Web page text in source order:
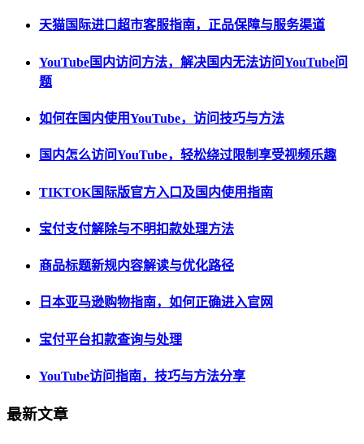
天猫国际进口超市客服指南，正品保障与服务渠道
YouTube国内访问方法，解决国内无法访问YouTube问
题
如何在国内使用YouTube，访问技巧与方法
国内怎么访问YouTube，轻松绕过限制享受视频乐趣
TIKTOK国际版官方入口及国内使用指南
宝付支付解除与不明扣款处理方法
商品标题新规内容解读与优化路径
日本亚马逊购物指南，如何正确进入官网
宝付平台扣款查询与处理
YouTube访问指南，技巧与方法分享
最新文章